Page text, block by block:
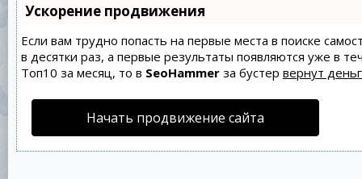
Ускорение продвижения
Если вам трудно попасть на первые места в поиске
в десятки раз, а первые результаты появляются уже в
Топ10 за месяц, то в SeoHammerза бустер вернут
Начать продвижение сайта